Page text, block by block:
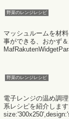
野菜のレンジレシピ
マッシュルームを材
事ができる、おかず
野菜のレンジレシピ
電子レンジの温め調
系レシピを紹介しま